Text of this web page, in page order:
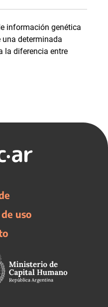
información genética
determinada
la diferencia entre
uso